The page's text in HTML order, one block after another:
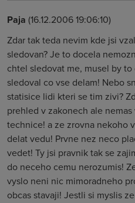
Paja (16.12.2006 19:06:10)
Zdar tak teda nevim kde jsi
sledovan? Je to docela
chtel sledovat me, musel by
sledoval co vse delam! Nebo
statisice lidi kteri se tim zivi?
prehled v zakonech ale
technice! a ze zrovna nekoho
delat vedu! Prvne nez neco
vedet! Ty jsi pravnik tak se
do neceho cemu nerozumis!
vyslo neni nic mimoradneho
obcas stavaji! Jestli si myslis